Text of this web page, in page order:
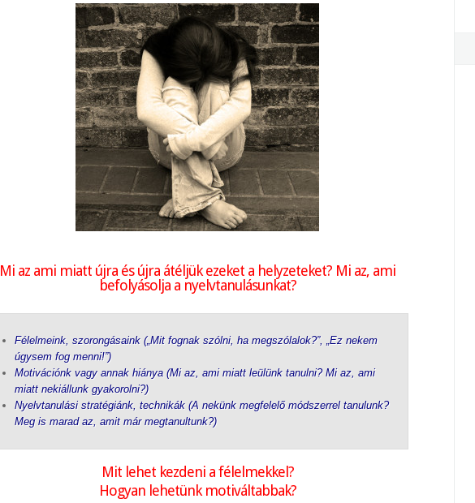
Mi az ami miatt újra és újra átéljük ezeket a helyzeteket? Mi az, ami
befolyásolja a nyelvtanulásunkat?
Félelmeink, szorongásaink („Mit fognak szólni, ha megszólalok?”, „Ez nekem
úgysem fog menni!”)
Motivációnk vagy annak hiánya (Mi az, ami miatt leülünk tanulni? Mi az, ami
miatt nekiállunk gyakorolni?)
Nyelvtanulási stratégiánk, technikák (A nekünk megfelelő módszerrel tanulunk?
Meg is marad az, amit már megtanultunk?)
Mit lehet kezdeni a félelmekkel?
Hogyan lehetünk motiváltabbak?